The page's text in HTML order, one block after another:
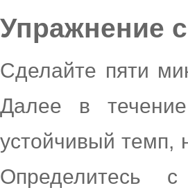
Упражнение
Сделайте пяти
Далее в
устойчивый темп,
Определитесь